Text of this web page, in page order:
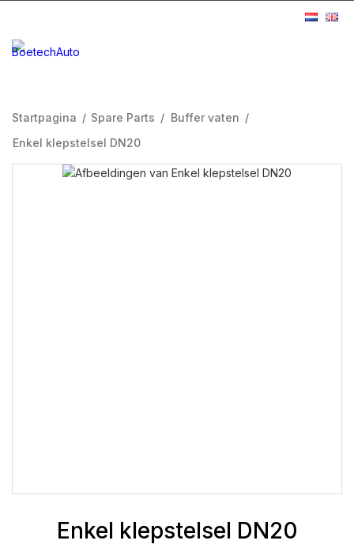
Startpagina / Spare Parts / Buffer vaten /
Enkel klepstelsel DN20
Enkel klepstelsel DN20